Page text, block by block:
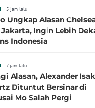
5 jam lalu
Ungkap Alasan
Ingin Lebih
Indonesia
7 jam lalu
Alasan, Alexander
Dituntut Bersinar di
Mo Salah Pergi